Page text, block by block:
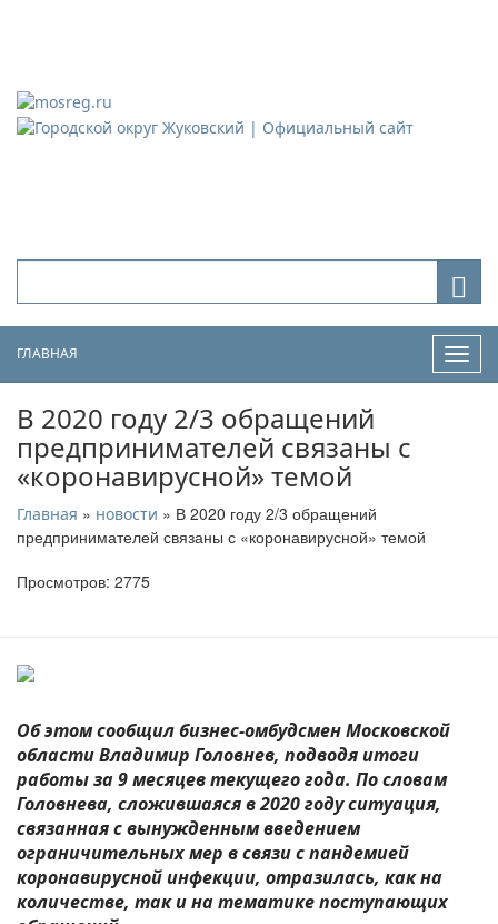
ГЛАВНАЯ
В 2020 году 2/3 обращений
предпринимателей связаны с
«коронавирусной» темой
Главная » новости » В 2020 году 2/3 обращений
предпринимателей связаны с «коронавирусной» темой
Просмотров: 2775
Об этом сообщил бизнес-омбудсмен Московской
области Владимир Головнев, подводя итоги
работы за 9 месяцев текущего года. По словам
Головнева, сложившаяся в 2020 году ситуация,
связанная с вынужденным введением
ограничительных мер в связи с пандемией
коронавирусной инфекции, отразилась, как на
количестве, так и на тематике поступающих